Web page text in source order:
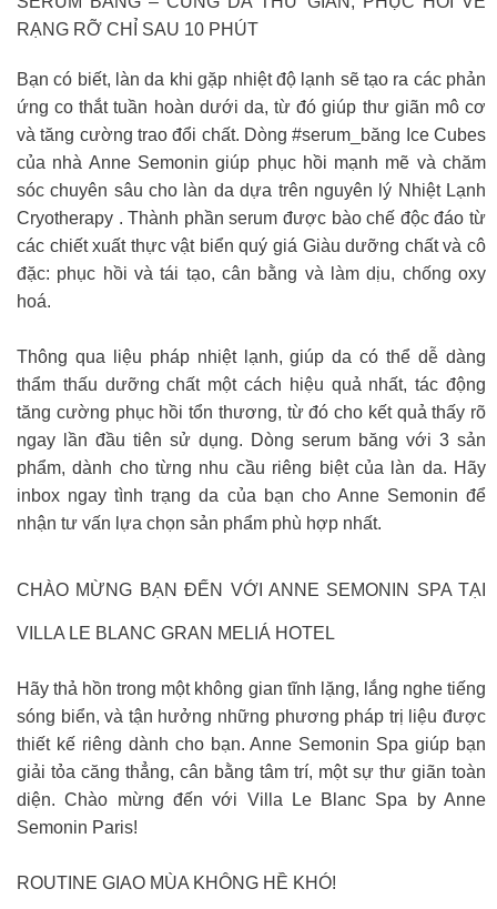
RẠNG RỠ CHỈ SAU 10 PHÚT
Bạn có biết, làn da khi gặp nhiệt độ lạnh sẽ tạo ra các phản
ứng co thắt tuần hoàn dưới da, từ đó giúp thư giãn mô cơ
và tăng cường trao đổi chất. Dòng #serum_băng Ice Cubes
của nhà Anne Semonin giúp phục hồi mạnh mẽ và chăm
sóc chuyên sâu cho làn da dựa trên nguyên lý Nhiệt Lạnh
Cryotherapy . Thành phần serum được bào chế độc đáo từ
các chiết xuất thực vật biển quý giá Giàu dưỡng chất và cô
đặc: phục hồi và tái tạo, cân bằng và làm dịu, chống oxy
hoá.
Thông qua liệu pháp nhiệt lạnh, giúp da có thể dễ dàng
thẩm thấu dưỡng chất một cách hiệu quả nhất, tác động
tăng cường phục hồi tổn thương, từ đó cho kết quả thấy rõ
ngay lần đầu tiên sử dụng. Dòng serum băng với 3 sản
phẩm, dành cho từng nhu cầu riêng biệt của làn da. Hãy
inbox ngay tình trạng da của bạn cho Anne Semonin để
nhận tư vấn lựa chọn sản phẩm phù hợp nhất.
CHÀO MỪNG BẠN ĐẾN VỚI ANNE SEMONIN SPA TẠI
VILLA LE BLANC GRAN MELIÁ HOTEL
Hãy thả hồn trong một không gian tĩnh lặng, lắng nghe tiếng
sóng biển, và tận hưởng những phương pháp trị liệu được
thiết kế riêng dành cho bạn. Anne Semonin Spa giúp bạn
giải tỏa căng thẳng, cân bằng tâm trí, một sự thư giãn toàn
diện. Chào mừng đến với Villa Le Blanc Spa by Anne
Semonin Paris!
ROUTINE GIAO MÙA KHÔNG HỀ KHÓ!